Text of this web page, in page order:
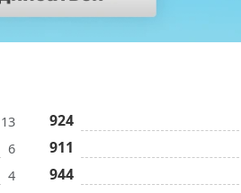
13
6
4
924
911
944